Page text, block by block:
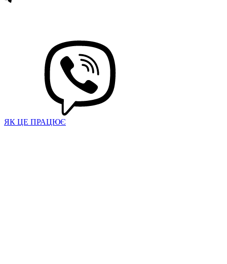
ЯК ЦЕ ПРАЦЮЄ